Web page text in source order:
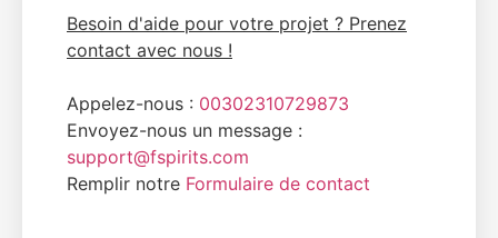
Besoin d'aide pour votre projet ? Prenez
contact avec nous !
Appelez-nous : 00302310729873
Envoyez-nous un message :
support@fspirits.com
Remplir notre Formulaire de contact